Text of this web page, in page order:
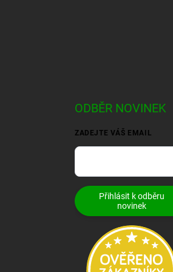
ODBĚR NOVINEK
ZADEJTE VÁŠ EMAIL
Přihlásit k odběru
novinek